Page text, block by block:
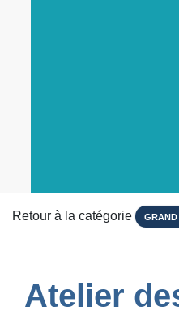
Retour à la catégorie
Atelier